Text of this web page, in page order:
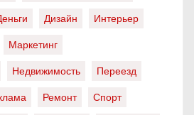
Дизайн
Интерьер
Маркетинг
Недвижимость
Переезд
Ремонт
Спорт